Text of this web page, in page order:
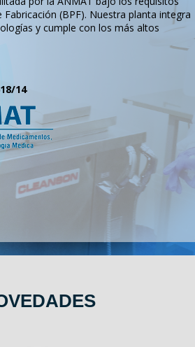
(BPF). Nuestra planta integra
y cumple con los más altos
14